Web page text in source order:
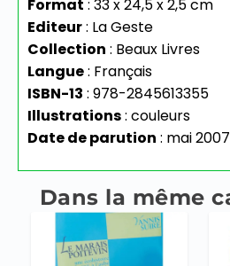
Format : 33 x 24,5 x 2,5 cm
Editeur: La Geste
Collection : Beaux Livres
Langue: Français
ISBN-13 : 978-2845613355
Illustrations: couleurs
Date de parution : mai 2007